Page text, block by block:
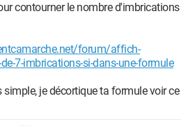
contourner le nombre d'imbrications
forum/affich-
7-imbrications-si-dans-une-formule
je décortique ta formule voir ce